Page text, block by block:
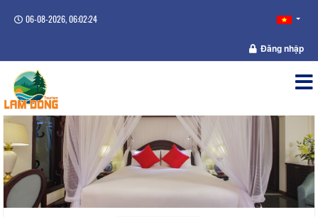
06-08-2026, 06:02:24
Đăng nhập